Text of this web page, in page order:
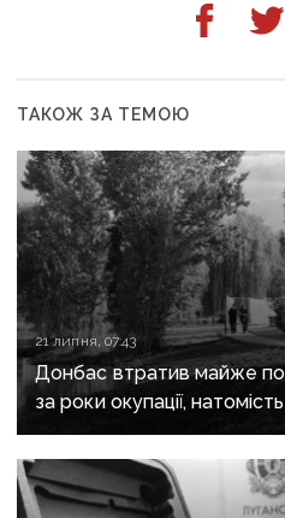
ТАКОЖ ЗА ТЕМОЮ
21 липня, 07:43
Донбас втратив майже
за роки окупації,
регіон своїми